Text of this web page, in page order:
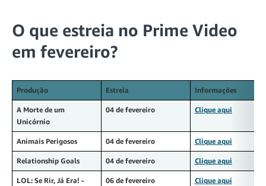
O que estreia no Prime Video
em fevereiro?
Produção Estreia Informações
A Morte de um
Unicórnio
04 de fevereiro Clique aqui
Animais Perigosos 04 de fevereiro Clique aqui
Relationship Goals 04 de fevereiro Clique aqui
LOL: Se Rir, Já Era! -
06 de fevereiro Clique aqui